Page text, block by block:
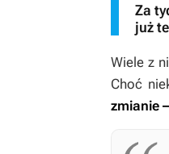
Za
już
Wiele z
Choć
zmianie